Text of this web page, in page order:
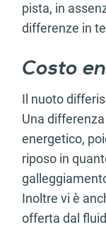
pista, in
differenze in
Costo
Il nuoto
Una
energetico,
riposo in
Inoltre vi è
offerta dal